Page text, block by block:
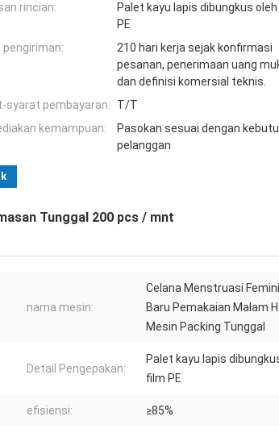
rincian:
Palet kayu lapis dibungkus
PE
pengiriman:
210 hari kerja sejak konfirmasi
pesanan, penerimaan uang
dan definisi komersial teknis.
syarat pembayaran:
T/T
kemampuan:
Pasokan sesuai dengan
pelanggan
Tunggal 200 pcs / mnt
nama mesin:
Celana Menstruasi
Baru Pemakaian Malam
Mesin Packing Tunggal
Detail Pengepakan:
Palet kayu lapis
film PE
efisiensi: ≥85%